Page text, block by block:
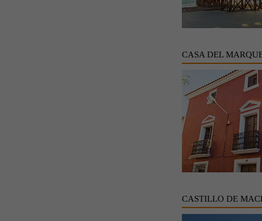
CASA DEL
CASTILLO DE